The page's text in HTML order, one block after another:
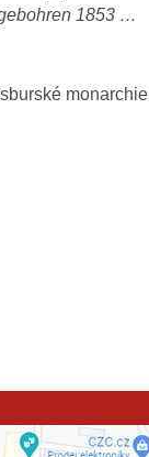
1853 …
monarchie